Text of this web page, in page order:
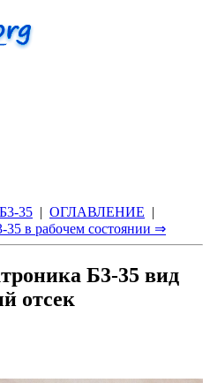
35 | ОГЛАВЛЕНИЕ |
35 в рабочем состоянии ⇒
Б3-35 вид
отсек